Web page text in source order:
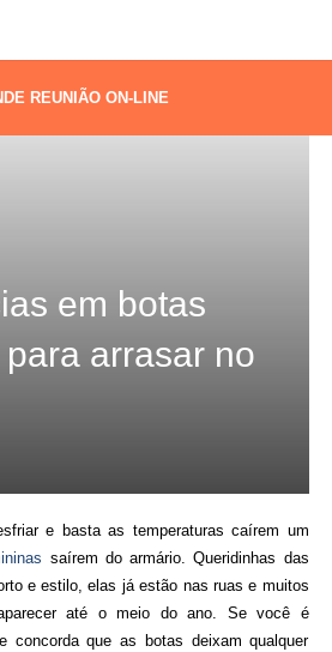
REUNIÃO ON-LINE
em botas
arrasar no
e basta as temperaturas caírem um
saírem do armário. Queridinhas das
e estilo, elas já estão nas ruas e muitos
até o meio do ano. Se você é
concorda que as botas deixam qualquer